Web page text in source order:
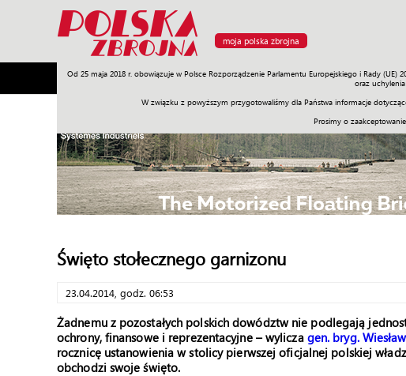
moja polska zbrojna
Od 25 maja 2018 r. obowiązuje w Polsce Rozporządzenie Parlamentu Europejskiego i Rady
oraz
W związku z powyższym przygotowaliśmy dla Państwa informacje
Prosimy o
Armia Poligon Sprzęt Misje Polityka Prawo Świat
Święto stołecznego garnizonu
23.04.2014, godz. 06:53
Żadnemu z pozostałych polskich dowództw nie podlegają
ochrony, finansowe i reprezentacyjne – wylicza gen. bryg.
rocznicę ustanowienia w stolicy pierwszej oficjalnej polskiej
obchodzi swoje święto.